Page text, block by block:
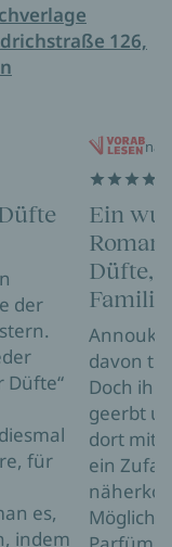
126,
der
Düfte“
für
es,
indem
Ein
Roman
Düfte,
Annouk
davon
Doch
geerbt
dort
ein